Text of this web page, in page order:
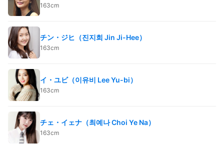
163cm
チン・ジヒ（진지희 Jin Ji-Hee）
163cm
イ・ユビ（이유비 Lee Yu-bi）
163cm
チェ・イェナ（최예나 Choi Ye Na）
163cm